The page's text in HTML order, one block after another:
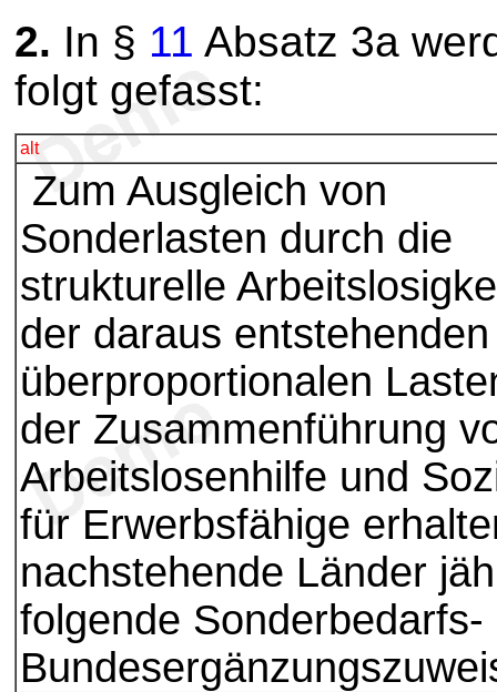
2. In § 11 Absatz 3a
folgt gefasst:
alt
Zum Ausgleich von
Sonderlasten durch die
strukturelle
der daraus entstehenden
überproportionalen
der Zusammenführung
Arbeitslosenhilfe und
für Erwerbsfähige
nachstehende Länder
folgende Sonderbedarfs-